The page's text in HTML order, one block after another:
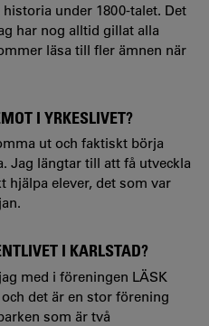
under 1800-talet. Det
har nog alltid gillat alla
läsa till fler ämnen när
I YRKESLIVET?
ut och faktiskt börja
Jag längtar till att få utveckla
hjälpa elever, det som var
I KARLSTAD?
med i föreningen LÄSK
det är en stor förening
som är två